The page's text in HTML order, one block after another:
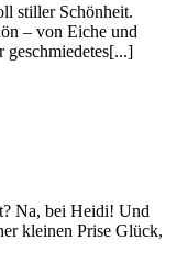
stiller Schönheit.
– von Eiche und
geschmiedetes[...]
Na, bei Heidi! Und
kleinen Prise Glück,